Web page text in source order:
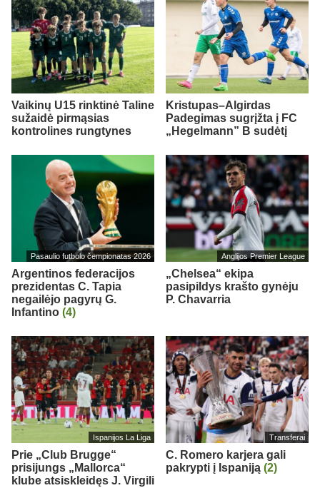
Vaikinų U15 rinktinė Taline
sužaidė pirmąsias
kontrolines rungtynes
Kristupas–Algirdas
Padegimas sugrįžta į FC
„Hegelmann” B sudėtį
Pasaulio futbolo čempionatas 2026
Argentinos federacijos
prezidentas C. Tapia
negailėjo pagyrų G.
Infantino (4)
Anglijos Premier League
„Chelsea“ ekipa
pasipildys krašto gynėju
P. Chavarria
Ispanijos La Liga
Prie „Club Brugge“
prisijungs „Mallorca“
klube atsiskleidęs J. Virgili
Transferai
C. Romero karjera gali
pakrypti į Ispaniją (2)